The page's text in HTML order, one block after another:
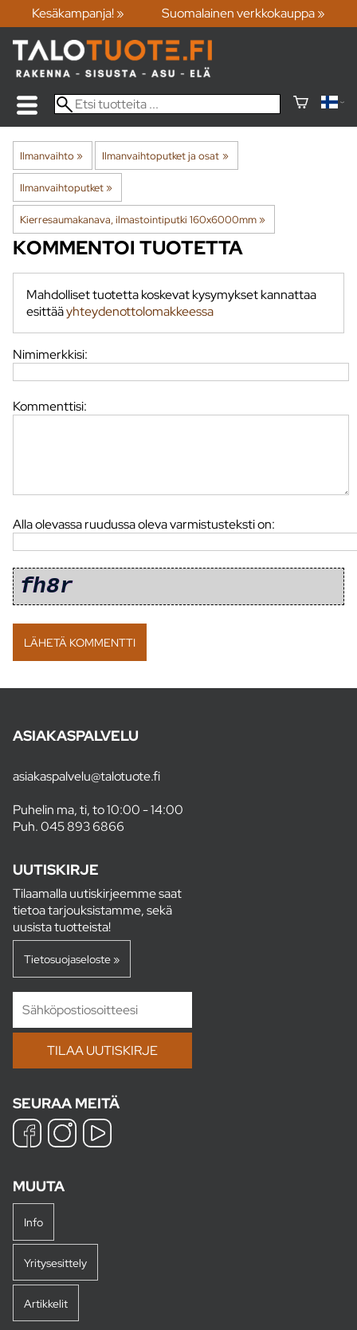
Kesäkampanja! » Suomalainen verkkokauppa »
Ilmanvaihto‪» Ilmanvaihtoputket ja osat ‪»
Ilmanvaihtoputket‪»
Kierresaumakanava, ilmastointiputki 160x6000mm‪»
KOMMENTOI TUOTETTA
Mahdolliset tuotetta koskevat kysymykset kannattaa
esittääyhteydenottolomakkeessa
Nimimerkkisi:
Kommenttisi:
Alla olevassa ruudussa oleva varmistusteksti on:
ASIAKASPALVELU
asiakaspalvelu@talotuote.fi
Puhelin ma, ti, to 10:00 - 14:00
Puh.045 893 6866
UUTISKIRJE
Tilaamalla uutiskirjeemme saat
tietoa tarjouksistamme, sekä
uusista tuotteista!
Tietosuojaseloste »
SEURAA MEITÄ
MUUTA
Info
Yritysesittely
Artikkelit